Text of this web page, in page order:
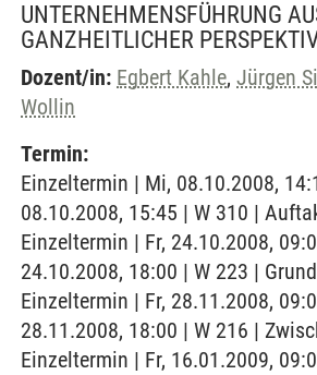
UNTERNEHMENSFÜHRUNG
GANZHEITLICHER
Dozent/in: Egbert Kahle, Jürgen
Wollin
Termin:
Einzeltermin | Mi, 08.10.2008,
08.10.2008, 15:45 | W 310 |
Einzeltermin | Fr, 24.10.2008,
24.10.2008, 18:00 | W 223 |
Einzeltermin | Fr, 28.11.2008,
28.11.2008, 18:00 | W 216 |
Einzeltermin | Fr, 16.01.2009,